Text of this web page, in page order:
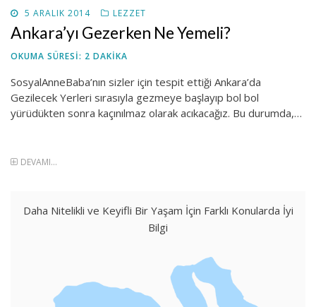
POSTED
ON
5 ARALIK 2014 LEZZET
Ankara’yı Gezerken Ne Yemeli?
OKUMA SÜRESI: 2 DAKIKA
SosyalAnneBaba’nın sizler için tespit ettiği Ankara’da
Gezilecek Yerleri sırasıyla gezmeye başlayıp bol bol
yürüdükten sonra kaçınılmaz olarak acıkacağız. Bu durumda,…
DEVAMI...
Daha Nitelikli ve Keyifli Bir Yaşam İçin Farklı Konularda İyi
Bilgi